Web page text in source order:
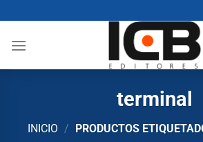
al
contenido
terminal
INICIO /
PRODUCTOS